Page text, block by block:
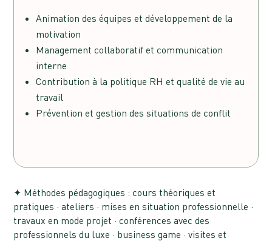
Animation des équipes et développement de la
motivation
Management collaboratif et communication
interne
Contribution à la politique RH et qualité de vie au
travail
Prévention et gestion des situations de conflit
✦ Méthodes pédagogiques : cours théoriques et
pratiques · ateliers · mises en situation professionnelle ·
travaux en mode projet · conférences avec des
professionnels du luxe · business game · visites et